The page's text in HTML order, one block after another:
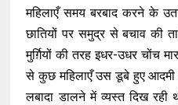
महिलाएँ समय बरबाद करने के
छातियों पर समुद्र से बचाव की
मुर्ग़ियों की तरह इधर-उधर चोंच
से कुछ महिलाएँ उस डूबे हुए आदमी
लबादा डालने में व्यस्त दिख